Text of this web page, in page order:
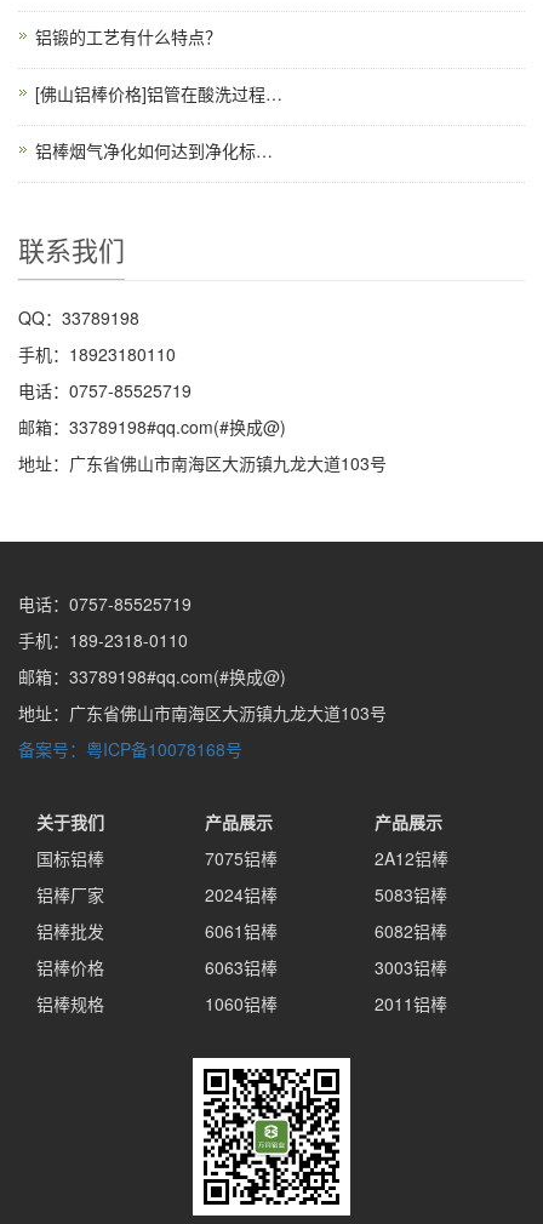
铝锻的工艺有什么特点？
[佛山铝棒价格]铝管在酸洗过程中影响防锈效果的主要因素有哪些
铝棒烟气净化如何达到净化标准和铝棒的检测
联系我们
QQ：33789198
手机：18923180110
电话：0757-85525719
邮箱：33789198#qq.com(#换成@)
地址：广东省佛山市南海区大沥镇九龙大道103号
电话：0757-85525719
手机：189-2318-0110
邮箱：33789198#qq.com(#换成@)
地址：广东省佛山市南海区大沥镇九龙大道103号
备案号：粤ICP备10078168号
关于我们
国标铝棒
铝棒厂家
铝棒批发
铝棒价格
铝棒规格
产品展示
7075铝棒
2024铝棒
6061铝棒
6063铝棒
1060铝棒
产品展示
2A12铝棒
5083铝棒
6082铝棒
3003铝棒
2011铝棒